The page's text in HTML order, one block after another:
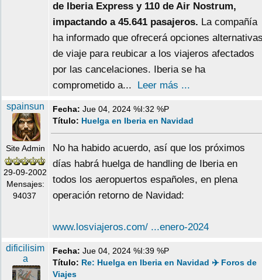
de Iberia Express y 110 de Air Nostrum,
impactando a 45.641 pasajeros. La compañía
ha informado que ofrecerá opciones
de viaje para reubicar a los viajeros afectados
por las cancelaciones. Iberia se ha
comprometido a...
Leer más ...
spainsun
Site Admin
29-09-2002
Mensajes:
94037
Fecha: Jue 04, 2024 %I:32 %P
Título: Huelga en Iberia en Navidad
No ha habido acuerdo, así que los próximos
días habrá huelga de handling de Iberia en
todos los aeropuertos españoles, en plena
operación retorno de Navidad:
www.losviajeros.com/ ...enero-2024
dificilisim
a
Fecha: Jue 04, 2024 %I:39 %P
Título: Re: Huelga en Iberia en Navidad ✈️ Foros de
Viajes